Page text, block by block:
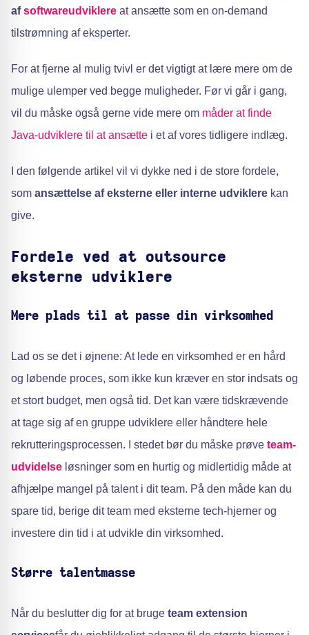
afsoftwareudviklere at ansætte som en on-demand
tilstrømning af eksperter.
For at fjerne al mulig tvivl er det vigtigt at lære mere om de
mulige ulemper ved begge muligheder. Før vi går i gang,
vil du måske også gerne vide mere om måder at finde
Java-udviklere til at ansætte i et af vores tidligere indlæg.
I den følgende artikel vil vi dykke ned i de store fordele,
som ansættelse af eksterne eller interne udviklere kan
give.
Fordele ved at outsource
eksterne udviklere
Mere plads til at passe din virksomhed
Lad os se det i øjnene: At lede en virksomhed er en hård
og løbende proces, som ikke kun kræver en stor indsats og
et stort budget, men også tid. Det kan være tidskrævende
at tage sig af en gruppe udviklere eller håndtere hele
rekrutteringsprocessen. I stedet bør du måske prøve team-
udvidelse løsninger som en hurtig og midlertidig måde at
afhjælpe mangel på talent i dit team. På den måde kan du
spare tid, berige dit team med eksterne tech-hjerner og
investere din tid i at udvikle din virksomhed.
Større talentmasse
Når du beslutter dig for at bruge team extension